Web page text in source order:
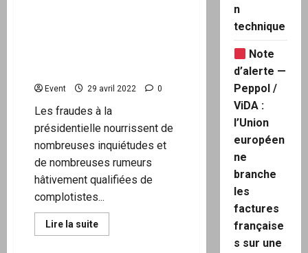
Event 29 avril 2022 0
Les fraudes à la
présidentielle nourrissent de
nombreuses inquiétudes et
de nombreuses rumeurs
hâtivement qualifiées de
complotistes...
Lire la suiteEn
savoir
n
technique
Note
d’alerte —
Peppol /
ViDA :
l’Union
européen
ne
branche
les
factures
française
s sur une